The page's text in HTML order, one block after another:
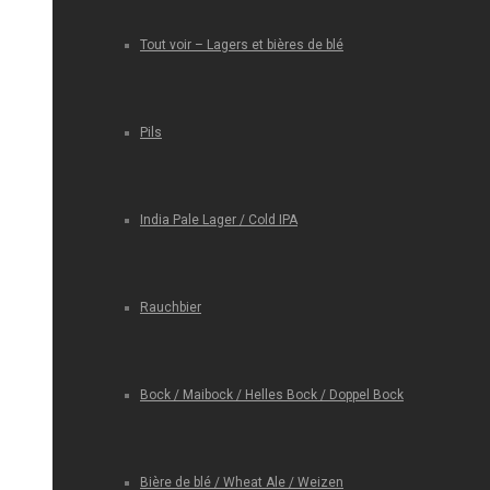
Tout voir – Lagers et bières de blé
Pils
India Pale Lager / Cold IPA
Rauchbier
Bock / Maibock / Helles Bock / Doppel Bock
Bière de blé / Wheat Ale / Weizen